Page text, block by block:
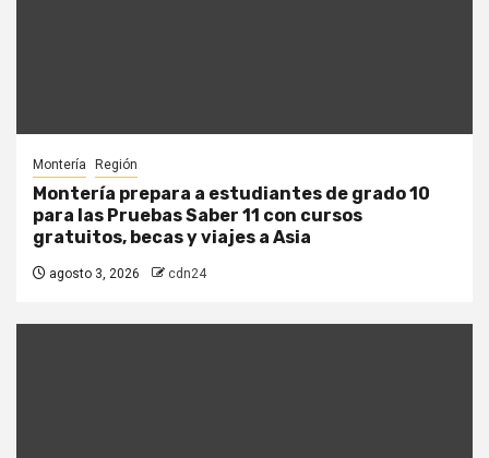
Montería Región
Montería prepara a estudiantes de grado 10
para las Pruebas Saber 11 con cursos
gratuitos, becas y viajes a Asia
agosto 3, 2026 cdn24